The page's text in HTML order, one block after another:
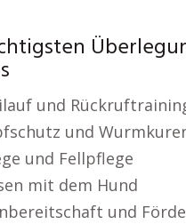
und
und
und Fellpflege
mit dem Hund
und